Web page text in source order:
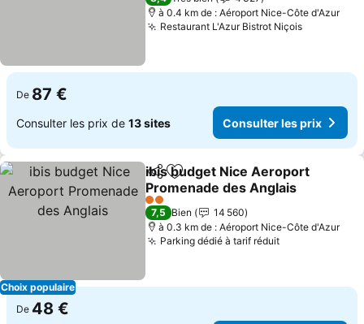
à 0.4 km de : Aéroport Nice-Côte d'Azur
Restaurant L'Azur Bistrot Niçois
De 87 €
Consulter les prix de 13 sites Consulter les prix
Choix populaire
PartagerAjouter à mes favoris
ibis budget Nice Aeroport
Promenade des Anglais
Consulter les prix
2 Étoiles
7,5 Bien
14 560
à 0.3 km de : Aéroport Nice-Côte d'Azur
Parking dédié à tarif réduitConsulter les
De 48 €